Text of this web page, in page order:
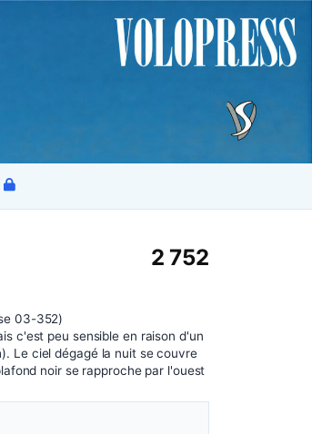
2 752
03-352)
c'est peu sensible en raison d'un
Le ciel dégagé la nuit se couvre
noir se rapproche par l'ouest